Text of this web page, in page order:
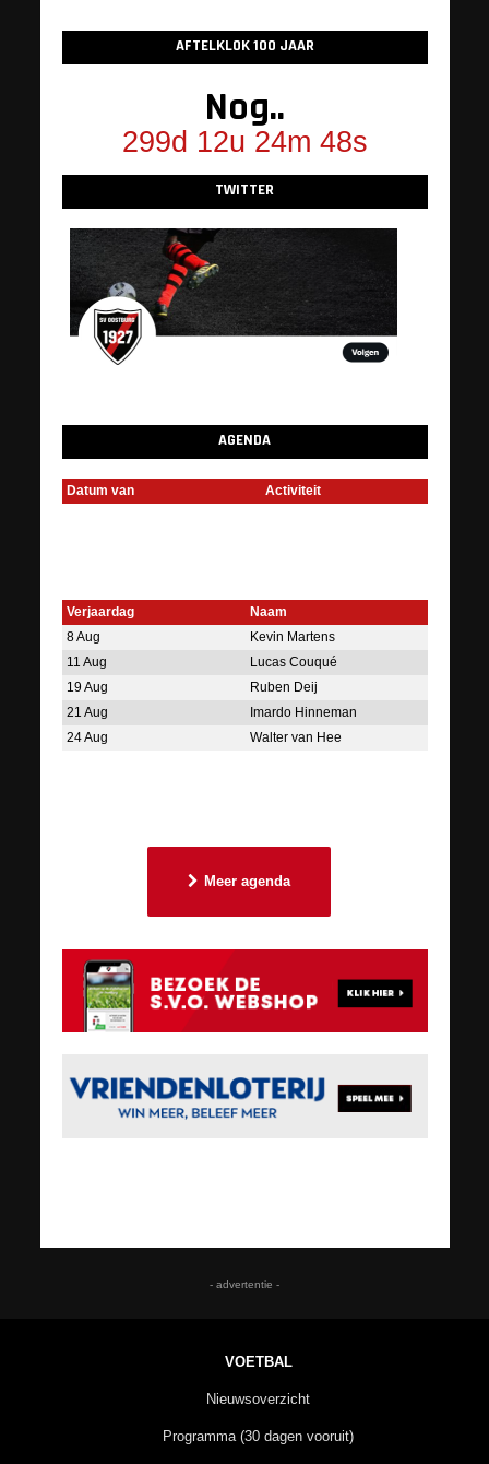
AFTELKLOK 100 JAAR
Nog..
299d 12u 24m 48s
TWITTER
AGENDA
Datum van Activiteit
Verjaardag
Naam
8 Aug
Kevin Martens
11 Aug
Lucas Couqué
19 Aug
Ruben Deij
21 Aug
Imardo Hinneman
24 Aug
Walter van Hee
Meer agenda
- advertentie -
VOETBAL
Nieuwsoverzicht
Programma (30 dagen vooruit)